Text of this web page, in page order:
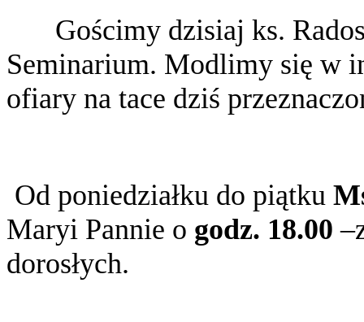
Gościmy dzisiaj ks.
Seminarium. Modlimy się w
ofiary na tace dziś
Od poniedziałku do piątku
Maryi Pannie o godz. 18.00
dorosłych.